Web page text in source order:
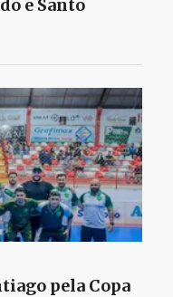
e Santo
pela Copa